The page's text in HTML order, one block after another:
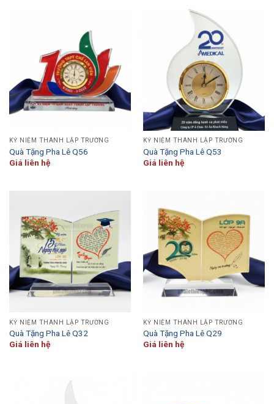
KỶ NIỆM THÀNH LẬP TRƯỜNG
Quà Tặng Pha Lê Q56
Giá liên hệ
KỶ NIỆM THÀNH LẬP TRƯỜNG
Quà Tặng Pha Lê Q53
Giá liên hệ
KỶ NIỆM THÀNH LẬP TRƯỜNG
Quà Tặng Pha Lê Q32
Giá liên hệ
KỶ NIỆM THÀNH LẬP TRƯỜNG
Quà Tặng Pha Lê Q29
Giá liên hệ